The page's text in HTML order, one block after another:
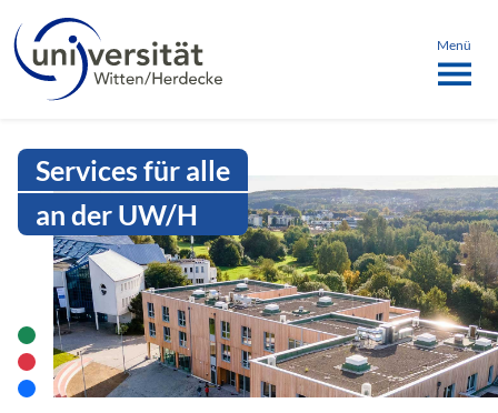
Intranet Uni WH | Informationen
Menü
Sprachmenü
schließen
Services für alle
an der UW/H